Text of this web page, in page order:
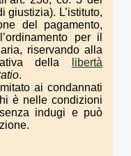
giustizia). L’istituto,
del pagamento,
per il
riservando alla
della
libertà
.
ai condannati
è nelle condizioni
indugi e può